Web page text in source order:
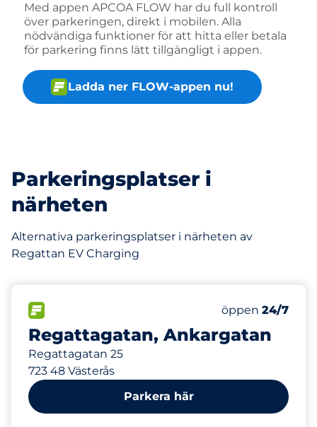
Med appen APCOA FLOW har du full kontroll
över parkeringen, direkt i mobilen. Alla
nödvändiga funktioner för att hitta eller betala
för parkering finns lätt tillgängligt i appen.
Ladda ner FLOW-appen nu!
Parkeringsplatser i
närheten
Alternativa parkeringsplatser i närheten av
Regattan EV Charging
Regattagatan, Ankargatan
Regattagatan 25
723 48 Västerås
Antal
Totalt antal
öppen 24/7
44 m
Parkera här